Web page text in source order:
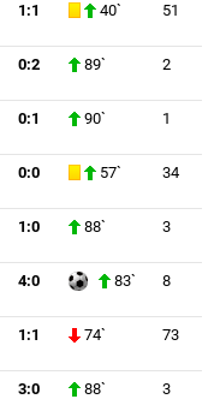
1:1 40` 51
0:2 89` 2
0:1 90` 1
0:0 57` 34
1:0 88` 3
4:0 83` 8
1:1 74` 73
3:0 88` 3